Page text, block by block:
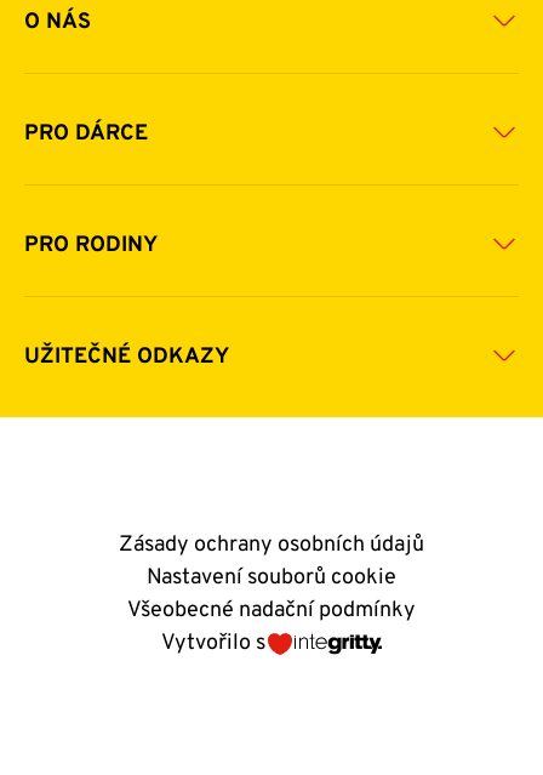
O NÁS
Základní informace o nadaci
Historie a zakladatelé
Financování
Pomoc v číslech
Napsali o nás
PRO DÁRCE
Jak pomáhat
Daňová uznatelnost darů
Další možnosti pomoci
Zpravodaje
PRO RODINY
Komu a jak pomáháme
Pravidla poskytování finanční pomoci
UŽITEČNÉ ODKAZY
Kontakty
Zásady ochrany osobních údajů
Nastavení souborů cookie
Všeobecné nadační podmínky
Vytvořilo s